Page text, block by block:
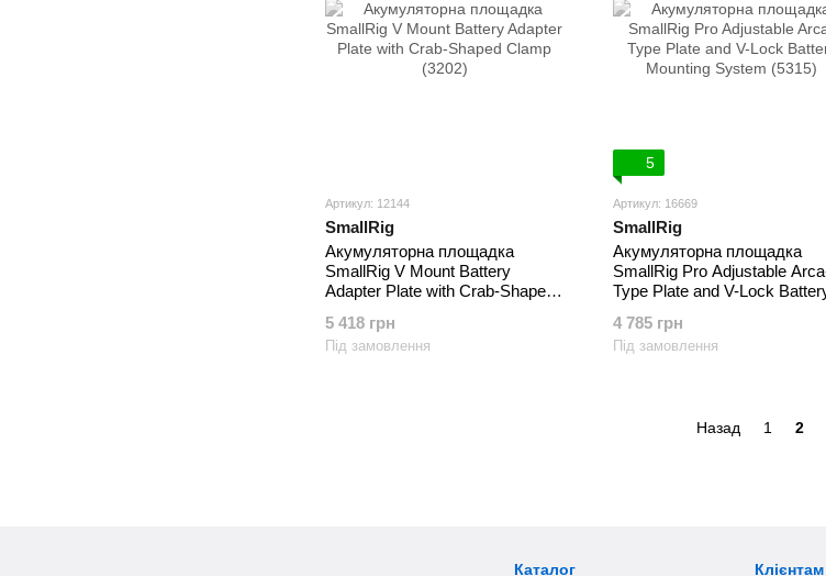
Артикул: 12144
SmallRig
Акумуляторна площадка
SmallRig V Mount Battery
Adapter Plate with Crab-Shaped
5 418 грн
Під замовлення
5
Артикул: 16669
SmallRig
Акумуляторна площадка
SmallRig Pro Adjustable
Type Plate and V-Lock
4 785 грн
Під замовлення
Назад 1 2
Каталог Клієнтам